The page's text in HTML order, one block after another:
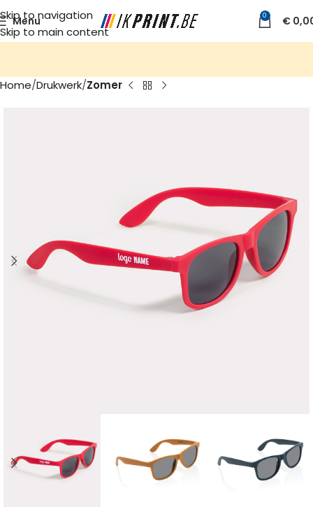
Skip to navigation
Skip to main content
Menu 0 €
Home Drukwerk Zomer